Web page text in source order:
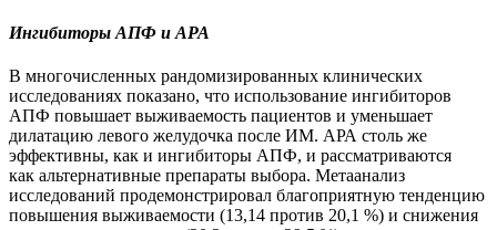
Ингибиторы АПФ и АРА
В многочисленных рандомизированных клинических
исследованиях показано, что использование ингибиторов
АПФ повышает выживаемость пациентов и уменьшает
дилатацию левого желудочка после ИМ. АРА столь же
эффективны, как и ингибиторы АПФ, и рассматриваются
как альтернативные препараты выбора. Мета­анализ
исследований продемонстрировал благоприятную тенденцию
повышения выживаемости (13,14 против 20,1 %) и снижения